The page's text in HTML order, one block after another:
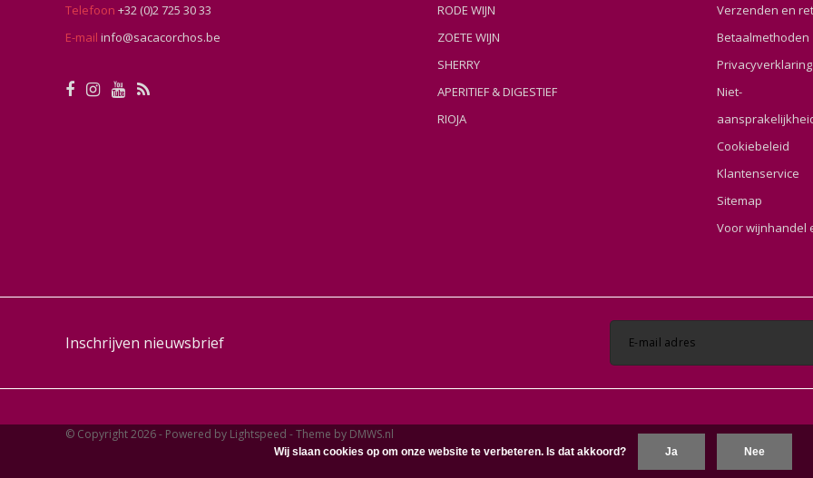
Telefoon +32 (0)2 725 30 33
E-mail info@sacacorchos.be
RODE WIJN
ZOETE WIJN
SHERRY
APERITIEF & DIGESTIEF
RIOJA
Verzenden en
Betaalmethoden
Privacyverklaring
Niet-
Cookiebeleid
Klantenservice
Sitemap
Voor wijnhandel
Inschrijven nieuwsbrief
© Copyright 2026 - Powered by Lightspeed - Theme by DMWS.nl
Wij slaan cookies op om onze website te verbeteren. Is dat akkoord? Ja Nee